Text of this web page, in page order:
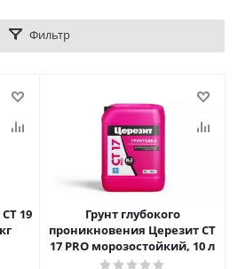
Фильтр
19
Грунт глубокого
проникновения Церезит CT
17 PRO морозостойкий, 10 л